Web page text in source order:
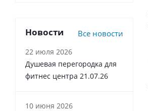
Новости Все новости
22 июля 2026
Душевая перегородка для
фитнес центра 21.07.26
10 июня 2026